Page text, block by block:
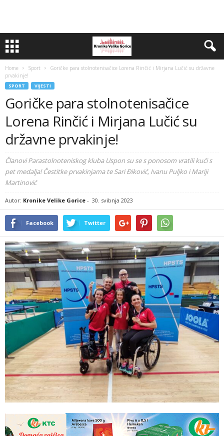
Home Sport
Goričke para stolnotenisačice Lorena Rinčić i Mirjana Lučić su državne
prvakinje!
SPORT VIJESTI
Goričke para stolnotenisačice
Lorena Rinčić i Mirjana Lučić su
državne prvakinje!
Članovi Parastolnoteniskog kluba Uspon su se s ponosom vratili kući s
pet medalja! Čestitke prvakinjama te Sari Điković, Ivanu Puljko i Mariji
Martinović
Autor: Kronike Velike Gorice - 30. svibnja 2023
Facebook Twitter